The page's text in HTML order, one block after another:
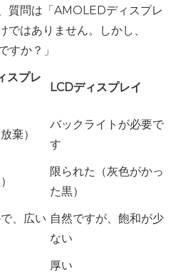
質問は「AMOLEDディスプレ
ではありません。しかし、
すか？」
スプレ
LCDディスプレイ
棄）
バックライトが必要で
す
限られた（灰色がかっ
た黒）
、広い 自然ですが、飽和が少
ない
厚い